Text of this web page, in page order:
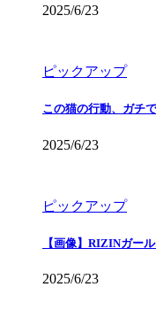
2025/6/23
ピックアップ
この猫の行動、ガチ
2025/6/23
ピックアップ
【画像】RIZINガー
2025/6/23